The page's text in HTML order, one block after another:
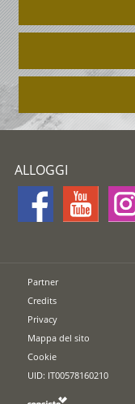
ALLOGGI
Partner
Credits
Privacy
Mappa del sito
Cookie
UID: IT00578160210